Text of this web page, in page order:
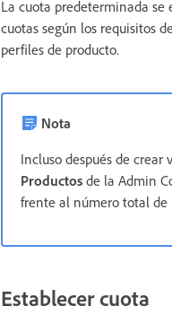
La cuota predeterminada se
cuotas según los requisitos
perfiles de producto.
Nota
Incluso después de
Productos de la Admin
frente al número total de
Establecer cuota